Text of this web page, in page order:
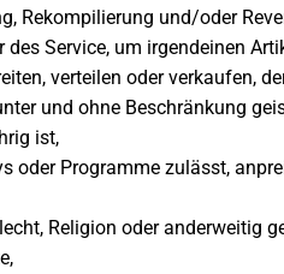
Rekompilierung und/oder
Service, um irgendeinen
verteilen oder verkaufen,
und ohne Beschränkung
ist,
oder Programme zulässt,
Religion oder anderweitig